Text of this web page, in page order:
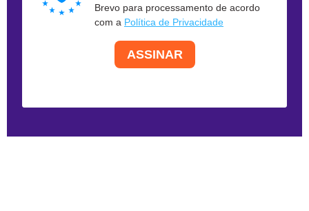
Brevo para processamento de acordo
com a Política de Privacidade
ASSINAR